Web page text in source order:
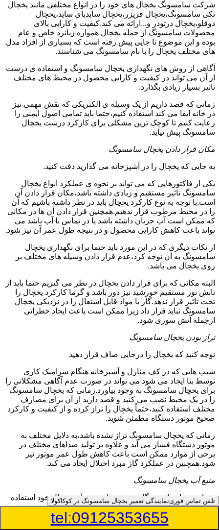
شرکت سامسونگ یخچال های خود را در انواع مختلفی مانند یخچال
تکی سامسونگ،یخچال فریزر،یخچال سایدبای ساید،یخچال
دوقلو،یخچال درتودر و...ارائه می کند.کیفیت و کارایی بالای
محصولات سامسونگ از جمله یخچال همواره زبانزد خاص و عام
بوده و این موضوع تا جایی پیش رفته است که بسیاری از افراد مدل
های مختلف یخچال را با نام سامسونگ می شناسند.
آگاهی از روش های نگهداری یخچال سامسونگ و استفاده ی درست
از آن می تواند در کیفیت و کارایی محصول در محیط های مختلف
تاثیر بسیار زیادی بگذارد.
زمانی که قصد داریم از یک وسیله ی الکتریکی که نقش مهمی نیز
در خانه ایفا می کند استفاده کنیم،حتما باید تمامی اصول ایمنی را
رعایت کنیم تا کوچک ترین مشکلی برای کارکرد درست یخچال
سامسونگ پیش نیاید.
مکان قرار دادن یخچال سامسونگ
به جایی که یخچال را در آشپزخانه می گذارید دقت کنید.
یکی از فاکتورهایی که می تواند بر نحوه ی عملکرد انواع یخچال
سامسونگ تاثیر مستقیم و زیادی داشته باشد،مکان قرار دادن آن
است.با توجه به نوع کارکرد یخچال باید در نظر داشته باشیم که آن
را در محیط مرطوب قرار ندهیم.همچنین قرار دادن آن ها در مکانی
که ممکن است آب جریان داشته باشد یا در تماس با آب باشد می
تواند باعث کاهش کارایی محصول و در نتیجه طول عمر آن نیز شود.
از نکات دیگری که در این مورد باید حتما برای نگهداری یخچال
سامسونگ به آن توجه کرد،عدم قرار دادن وسیله های مختلف بر
روی یخچال می باشد.
البته مکانی که برای قرار دادن یخچال در نظر می گیریم حتما باید از
تابش نور مستقیم خورشید نیز دور باشد و گرما کارکرد یخچال را
تحت تاثیر قرار ندهد.گاز یا مواد قابل اشتعال را در نزدیکی یخچال
سامسونگ نباید قرار داد زیرا ممکن است باعث ایجاد خطراتی
ازجمله آتش سوزی شود.
تراز بودن یخچال سامسونگ
توجه کنید که یخچال را درجایی صاف قرار دهید
شیب هایی که در کف منازل و آشپزخانه هنگام سرامیک کاری
توسط بنا ایجاد می شود می تواند در صورت عدم آگاهی مشکلاتی را
برای یخچال سامسونگ به وجود بیاورد.زمانی که یخچال سامسونگ
را در یک محیط نصب می کنید و قصد دارید از آن برای مصارف
مختلف استفاده کنید،حتماً یخچال را تراز کرده و از کیفیت و کارکرد
صحیح موتور دستگاه مطمئن شوید.
زمانی که یخچال سامسونگ تراز نشده باشد،به دلایل مختلف به
موتور دستگاه فشار می آید و علاوه بر تولید صداهای مختلف در
برخی از موارد ممکن است باعث کاهش طول عمر موتور نیز
شود.همچنین در عملکرد گاز مبرد اختلال ایجاد می کند.
منبع آب یخچال سامسونگ
شما می توانید از دستگاه تصفیه برای منبع آب یخچال خود استفاده
کنید
در دفترچه راهنمای یخچال سامسونگ قسمت ویژه ای به منبع آب
تلفن تماس فورینمایندگی تعمیر یخچال سامسونگ در کوکاکولا
tel:09125353655